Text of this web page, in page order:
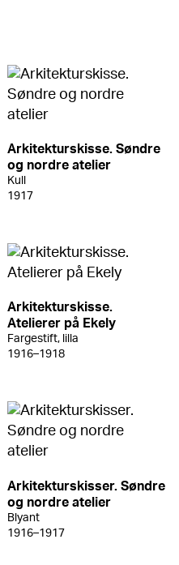
Arkitekturskisse. Søndre
og nordre atelier
Kull
1917
Arkitekturskisse.
Atelierer på Ekely
Fargestift, lilla
1916–1918
Arkitekturskisser. Søndre
og nordre atelier
Blyant
1916–1917